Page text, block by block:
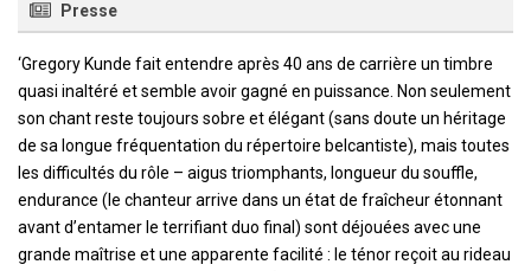
Presse
‘Gregory Kunde fait entendre après 40 ans de carrière un timbre
quasi inaltéré et semble avoir gagné en puissance. Non seulement
son chant reste toujours sobre et élégant (sans doute un héritage
de sa longue fréquentation du répertoire belcantiste), mais toutes
les difficultés du rôle – aigus triomphants, longueur du souffle,
endurance (le chanteur arrive dans un état de fraîcheur étonnant
avant d’entamer le terrifiant duo final) sont déjouées avec une
grande maîtrise et une apparente facilité : le ténor reçoit au rideau